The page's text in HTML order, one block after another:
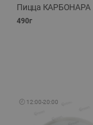
Пицца КАРБОНАРА
490г
🕘 12:00-20:00